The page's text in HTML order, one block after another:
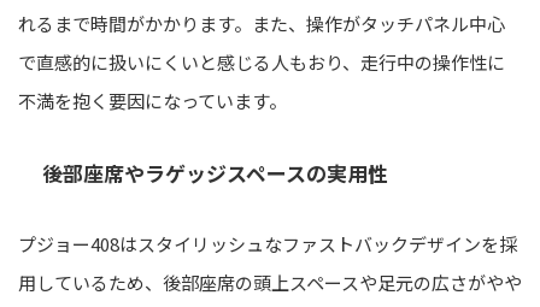
れるまで時間がかかります。また、操作がタッチパネル中心
で直感的に扱いにくいと感じる人もおり、走行中の操作性に
不満を抱く要因になっています。
後部座席やラゲッジスペースの実用性
プジョー408はスタイリッシュなファストバックデザインを採
用しているため、後部座席の頭上スペースや足元の広さがやや